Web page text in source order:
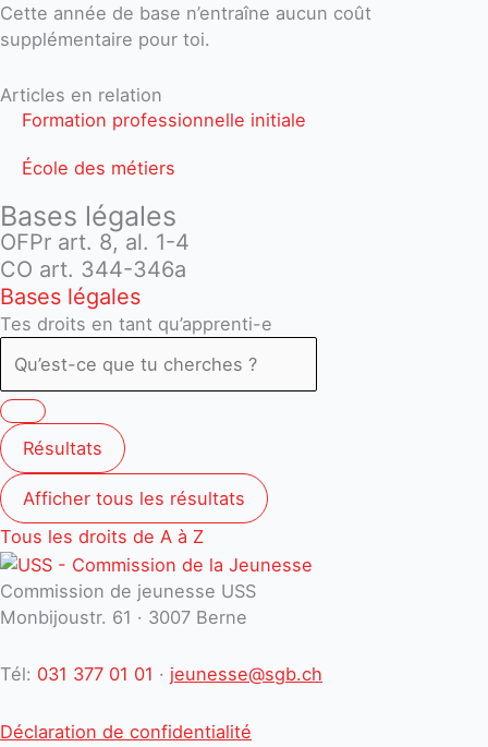
Cette année de base n’entraîne aucun coût
supplémentaire pour toi.
Articles en relation
Formation professionnelle initiale
École des métiers
Bases légales
OFPr art. 8, al. 1-4
CO art. 344-346a
Bases légales
Tes droits en tant qu’apprenti-e
Résultats
Afficher tous les résultats
Tous les droits de A à Z
Commission de jeunesse USS
Monbijoustr. 61 · 3007 Berne
Tél: 031 377 01 01 · jeunesse@sgb.ch
Déclaration de confidentialité